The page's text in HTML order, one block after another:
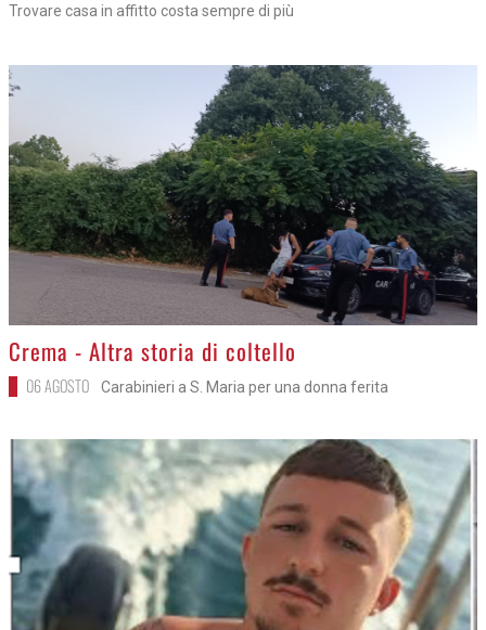
Trovare casa in affitto costa sempre di più
>
Crema - Altra storia di coltello
06 AGOSTO Carabinieri a S. Maria per una donna ferita